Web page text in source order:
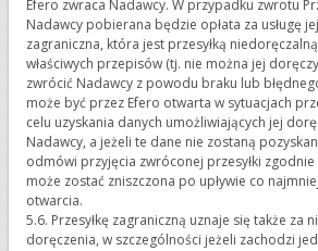
Efero zwraca Nadawcy. W przypadku zwrotu
Nadawcy pobierana będzie opłata za usługę
zagraniczna, która jest przesyłką
właściwych przepisów (tj. nie można jej
zwrócić Nadawcy z powodu braku lub
może być przez Efero otwarta w sytuacjach
celu uzyskania danych umożliwiających jej
Nadawcy, a jeżeli te dane nie zostaną
odmówi przyjęcia zwróconej przesyłki
może zostać zniszczona po upływie co
otwarcia.
5.6. Przesyłkę zagraniczną uznaje się także za
doręczenia, w szczególności jeżeli zachodzi